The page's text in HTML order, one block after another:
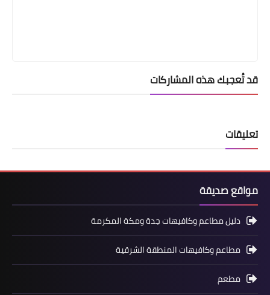
قد تُعجبك هذه المشاركات
تعليقات
مواقع صديقة
دليل مطاعم وكافيهات جدة ومكة المكرمة
مطاعم وكافيهات المنطقة الشرقية
مطعم